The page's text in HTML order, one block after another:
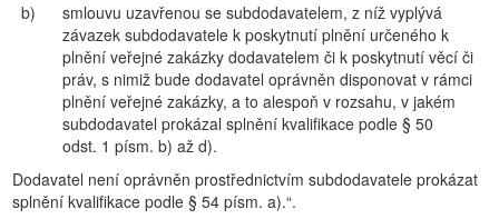
b)
smlouvu uzavřenou se subdodavatelem, z níž vyplývá
závazek subdodavatele k poskytnutí plnění určeného k
plnění veřejné zakázky dodavatelem či k poskytnutí věcí či
práv, s nimiž bude dodavatel oprávněn disponovat v rámci
plnění veřejné zakázky, a to alespoň v rozsahu, v jakém
subdodavatel prokázal splnění kvalifikace podle § 50
odst. 1 písm. b) až d).
Dodavatel není oprávněn prostřednictvím subdodavatele prokázat
splnění kvalifikace podle § 54 písm. a).“.